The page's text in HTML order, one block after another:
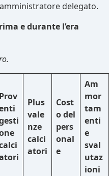
delegato.
e durante l’era
Prov
Plus
vale
nze
calci
atori
Cost
o del
pers
onal
e
Am
mor
tam
enti
e
sval
utaz
ioni